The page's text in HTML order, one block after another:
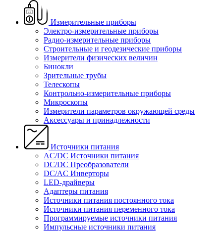
Измерительные приборы
Электро-измерительные приборы
Радио-измерительные приборы
Строительные и геодезические приборы
Измерители физических величин
Бинокли
Зрительные трубы
Телескопы
Контрольно-измерительные приборы
Микроскопы
Измерители параметров окружающей среды
Аксессуары и принадлежности
Источники питания
AC/DC Источники питания
DC/DC Преобразователи
DC/AC Инверторы
LED-драйверы
Адаптеры питания
Источники питания постоянного тока
Источники питания переменного тока
Программируемые источники питания
Импульсные источники питания